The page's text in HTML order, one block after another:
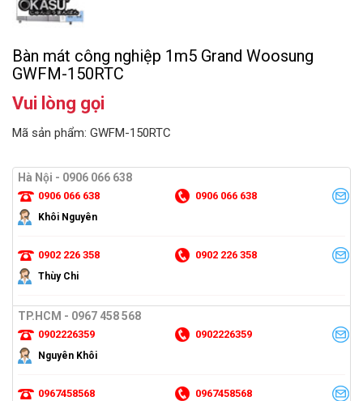
Bàn mát công nghiệp 1m5 Grand Woosung
GWFM-150RTC
Vui lòng gọi
Mã sản phẩm: GWFM-150RTC
Hà Nội - 0906 066 638
0906 066 638 0906 066 638
Khôi Nguyên
0902 226 358 0902 226 358
Thùy Chi
TP.HCM - 0967 458 568
0902226359 0902226359
Nguyên Khôi
0967458568 0967458568